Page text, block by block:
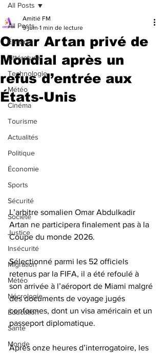
All Posts
Éditorial
Littérature
Technologie
Météo
Cinéma
Tourisme
Actualités
Politique
Économie
Sports
Sécurité
Société
Justice
Insécurité
Migration
Météo
Nécrologie
Éducation
Santé
Monde
All Posts
Omar Artan privé de
Mondial après un
refus d’entrée aux
États-Unis
Amitié FM
9 juin 1 min de lecture
L’arbitre somalien Omar Abdulkadir
Artan ne participera finalement pas à la
Coupe du monde 2026.
Sélectionné parmi les 52 officiels
retenus par la FIFA, il a été refoulé à
son arrivée à l’aéroport de Miami malgré
des documents de voyage jugés
conformes, dont un visa américain et un
passeport diplomatique.
Après onze heures d’interrogatoire, les